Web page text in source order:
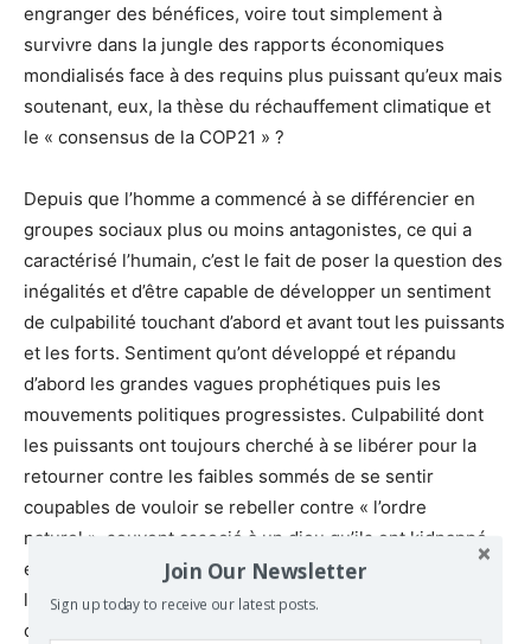
engranger des bénéfices, voire tout simplement à
survivre dans la jungle des rapports économiques
mondialisés face à des requins plus puissant qu’eux mais
soutenant, eux, la thèse du réchauffement climatique et
le « consensus de la COP21 » ?
Depuis que l’homme a commencé à se différencier en
groupes sociaux plus ou moins antagonistes, ce qui a
caractérisé l’humain, c’est le fait de poser la question des
inégalités et d’être capable de développer un sentiment
de culpabilité touchant d’abord et avant tout les puissants
et les forts. Sentiment qu’ont développé et répandu
d’abord les grandes vagues prophétiques puis les
mouvements politiques progressistes. Culpabilité dont
les puissants ont toujours cherché à se libérer pour la
retourner contre les faibles sommés de se sentir
coupables de vouloir se rebeller contre « l’ordre
naturel », souvent associé à un dieu qu’ils ont kidnappé
et qui est devenu cruel …comme la nature sait aussi
l’être. Or, dans la question du « changement climatique »,
c’est justement l’élément de culpabilisation qui est
Join Our Newsletter
Sign up today to receive our latest posts.